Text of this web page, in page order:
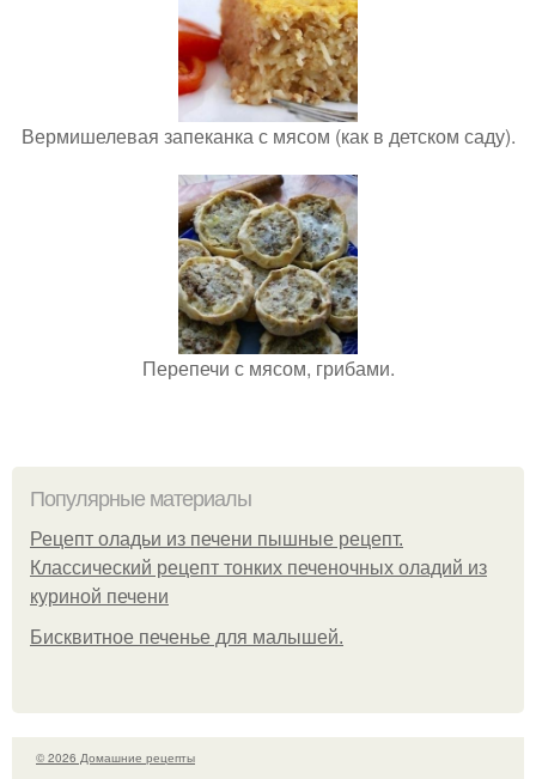
Вермишелевая запеканка с мясом (как в детском саду).
Перепечи с мясом, грибами.
Популярные материалы
Рецепт оладьи из печени пышные рецепт.
Классический рецепт тонких печеночных оладий из
куриной печени
Бисквитное печенье для малышей.
© 2026 Домашние рецепты